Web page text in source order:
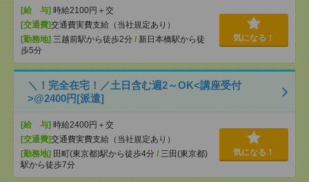
[給 与] 時給2100円＋交
[交通費]交通費実費支給（当社規定あり）
[勤務地] 三越前駅から徒歩2分 / 新日本橋駅から徒
歩5分
気になる！
＼！完全在宅！／土日含む週2～OK<講座受付
>@2400円[派遣]
[給 与] 時給2400円＋交
[交通費]交通費実費支給（当社規定あり）
[勤務地] 田町(東京都)駅から徒歩4分 / 三田(東京都)
駅から徒歩7分
気になる！